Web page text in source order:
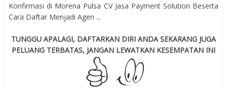
Konfirmasi di Morena Pulsa CV Jasa Payment Solution Beserta
Cara Daftar Menjadi Agen ...
TUNGGU APALAGI, DAFTARKAN DIRI ANDA SEKARANG JUGA
PELUANG TERBATAS, JANGAN LEWATKAN KESEMPATAN INI